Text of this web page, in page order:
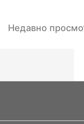
Недавно